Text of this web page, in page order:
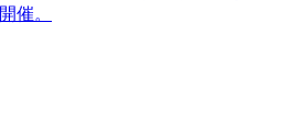
催。